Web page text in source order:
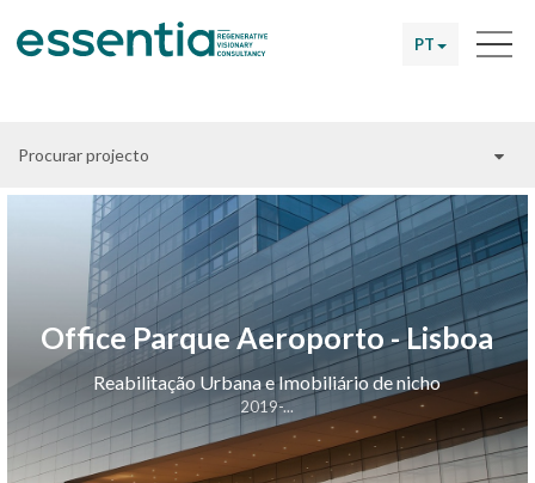
PT
Procurar projecto
Office Parque Aeroporto - Lisboa
Reabilitação Urbana e Imobiliário de nicho
2019-...